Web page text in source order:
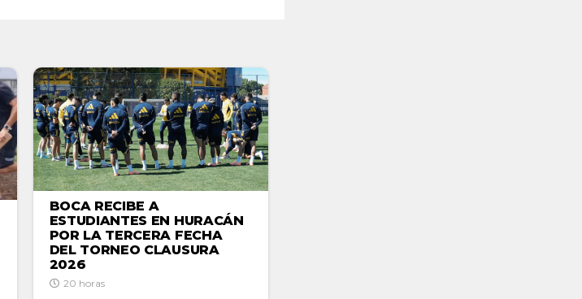
BOCA RECIBE A
ESTUDIANTES EN HURACÁN
POR LA TERCERA FECHA
DEL TORNEO CLAUSURA
2026
20 horas